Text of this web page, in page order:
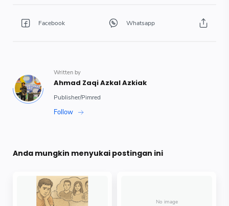
Anda mungkin menyukai postingan ini